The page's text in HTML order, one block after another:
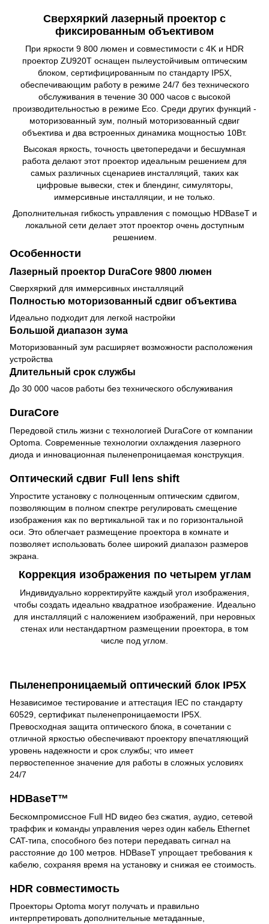
Сверхяркий лазерный проектор с
фиксированным объективом
При яркости 9 800 люмен и совместимости с 4K и HDR
проектор ZU920T оснащен пылеустойчивым оптическим
блоком, сертифицированным по стандарту IP5X,
обеспечивающим работу в режиме 24/7 без технического
обслуживания в течение 30 000 часов с высокой
производительностью в режиме Eco. Среди других функций -
моторизованный зум, полный моторизованный сдвиг
объектива и два встроенных динамика мощностью 10Вт.
Высокая яркость, точность цветопередачи и бесшумная
работа делают этот проектор идеальным решением для
самых различных сценариев инсталляций, таких как
цифровые вывески, стек и блендинг, симуляторы,
иммерсивные инсталляции, и не только.
Дополнительная гибкость управления с помощью HDBaseT и
локальной сети делает этот проектор очень доступным
решением.
Особенности
Лазерный проектор DuraCore 9800 люмен
Сверхяркий для иммерсивных инсталляций
Полностью моторизованный сдвиг объектива
Идеально подходит для легкой настройки
Большой диапазон зума
Моторизованный зум расширяет возможности расположения
устройства
Длительный срок службы
До 30 000 часов работы без технического обслуживания
DuraCore
Передовой стиль жизни с технологией DuraCore от компании
Optoma. Современные технологии охлаждения лазерного
диода и инновационная пыленепроницаемая конструкция.
Оптический сдвиг Full lens shift
Упростите установку с полноценным оптическим сдвигом,
позволяющим в полном спектре регулировать смещение
изображения как по вертикальной так и по горизонтальной
оси. Это облегчает размещение проектора в комнате и
позволяет использовать более широкий диапазон размеров
экрана.
Коррекция изображения по четырем углам
Индивидуально корректируйте каждый угол изображения,
чтобы создать идеально квадратное изображение. Идеально
для инсталляций с наложением изображений, при неровных
стенах или нестандартном размещении проектора, в том
числе под углом.
Пыленепроницаемый оптический блок IP5X
Независимое тестирование и аттестация IEC по стандарту
60529, сертификат пыленепроницаемости IP5X.
Превосходная защита оптического блока, в сочетании с
отличной яркостью обеспечивают проектору впечатляющий
уровень надежности и срок службы; что имеет
первостепенное значение для работы в сложных условиях
24/7
HDBaseT™
Бескомпромиссное Full HD видео без сжатия, аудио, сетевой
траффик и команды управления через один кабель Ethernet
CAT-типа, способного без потери передавать сигнал на
расстояние до 100 метров. HDBaseT упрощает требования к
кабелю, сохраняя время на установку и снижая ее стоимоcть.
HDR совместимость
Проекторы Optoma могут получать и правильно
интерпретировать дополнительные метаданные,